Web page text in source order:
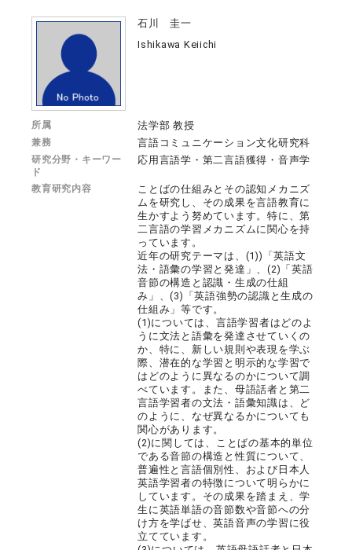
石川 圭一
Ishikawa Keiichi
所属 法学部 教授
兼務 言語コミュニケーション文化研究科
研究分野・キーワー
ド
応用言語学・第二言語獲得・音声学
教育研究内容
ことばの仕組みとその認知メカニズ
ムを研究し、その成果を言語教育に
生かすよう努めています。特に、第
二言語の学習メカニズムに関心を持
っています。
近年の研究テーマは、(1))「英語文
法・語彙の学習と発達」、(2)「英語
音節の構造と認識・生成の仕組
み」、(3)「英語強勢の認識と生成の
仕組み」等です。
(1)については、言語学習者はどのよ
うに文法と語彙を発達させていくの
か、特に、新しい規則や表現を学ぶ
際、潜在的な学習と明示的な学習で
はどのように異なるのかについて調
べています。また、母語話者と第二
言語学習者の文法・語彙知識は、ど
のように、なぜ異なるかについても
関心があります。
(2)に関しては、ことばの基本的単位
である音節の構造と性質について、
普遍性と言語個別性、および日本人
英語学習者の特徴について明らかに
しています。その成果を踏まえ、学
生に英語単語の音節数や音節への分
け方を学ばせ、英語音声の学習に役
立てています。